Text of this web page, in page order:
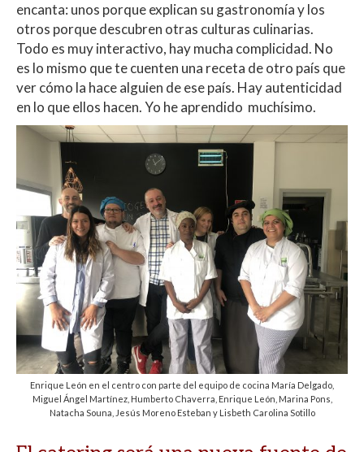
encanta: unos porque explican su gastronomía y los
otros porque descubren otras culturas culinarias.
Todo es muy interactivo, hay mucha complicidad. No
es lo mismo que te cuenten una receta de otro país que
ver cómo la hace alguien de ese país. Hay autenticidad
en lo que ellos hacen. Yo he aprendido muchísimo.
Enrique León en el centro con parte del equipo de cocina María Delgado,
Miguel Ángel Martínez, Humberto Chaverra, Enrique León, Marina Pons,
Natacha Souna, Jesús Moreno Esteban y Lisbeth Carolina Sotillo